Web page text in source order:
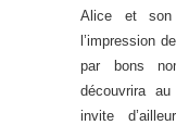
Alice et son
l’impression
par bons
découvrira
invite